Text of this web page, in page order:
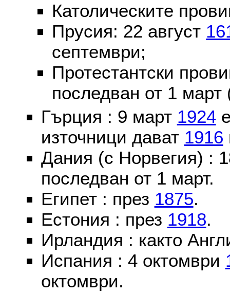
Католическите
Прусия: 22 август
септември;
Протестантски
последван от 1 март
Гърция : 9 март 1924е
източници дават 1916
Дания (с Норвегия) :
последван от 1 март.
Египет : през 1875.
Естония : през 1918.
Ирландия : както
Испания : 4 октомври
октомври.